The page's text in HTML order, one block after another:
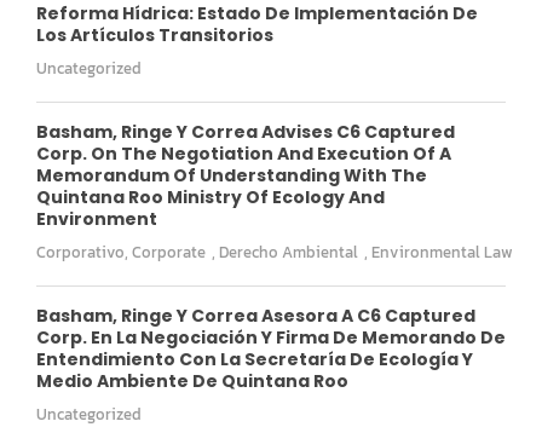
Reforma Hídrica: Estado De Implementación De
Los Artículos Transitorios
Uncategorized
Basham, Ringe Y Correa Advises C6 Captured
Corp. On The Negotiation And Execution Of A
Memorandum Of Understanding With The
Quintana Roo Ministry Of Ecology And
Environment
Corporativo, Corporate , Derecho Ambiental , Environmental Law
Basham, Ringe Y Correa Asesora A C6 Captured
Corp. En La Negociación Y Firma De Memorando De
Entendimiento Con La Secretaría De Ecología Y
Medio Ambiente De Quintana Roo
Uncategorized